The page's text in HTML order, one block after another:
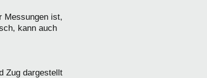
Messungen ist,
kann auch
Zug dargestellt